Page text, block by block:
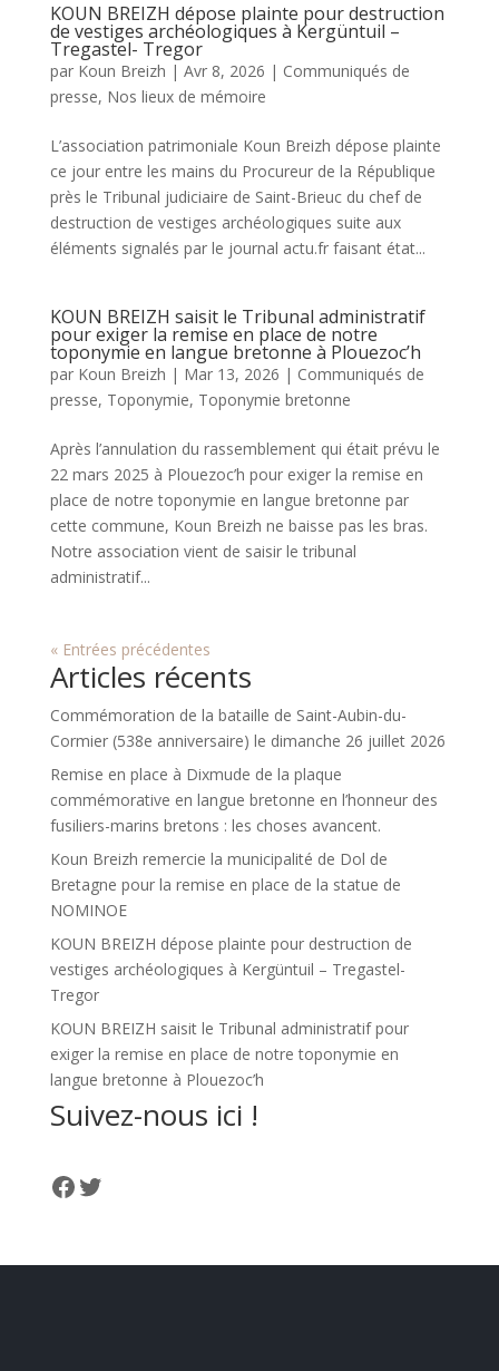
KOUN BREIZH dépose plainte pour destruction
de vestiges archéologiques à Kergüntuil –
Tregastel- Tregor
par Koun Breizh | Avr 8, 2026 | Communiqués de
presse, Nos lieux de mémoire
L’association patrimoniale Koun Breizh dépose plainte
ce jour entre les mains du Procureur de la République
près le Tribunal judiciaire de Saint-Brieuc du chef de
destruction de vestiges archéologiques suite aux
éléments signalés par le journal actu.fr faisant état...
KOUN BREIZH saisit le Tribunal administratif
pour exiger la remise en place de notre
toponymie en langue bretonne à Plouezoc’h
par Koun Breizh | Mar 13, 2026 | Communiqués de
presse, Toponymie, Toponymie bretonne
Après l’annulation du rassemblement qui était prévu le
22 mars 2025 à Plouezoc’h pour exiger la remise en
place de notre toponymie en langue bretonne par
cette commune, Koun Breizh ne baisse pas les bras.
Notre association vient de saisir le tribunal
administratif...
« Entrées précédentes
Articles récents
Commémoration de la bataille de Saint-Aubin-du-
Cormier (538e anniversaire) le dimanche 26 juillet 2026
Remise en place à Dixmude de la plaque
commémorative en langue bretonne en l’honneur des
fusiliers-marins bretons : les choses avancent.
Koun Breizh remercie la municipalité de Dol de
Bretagne pour la remise en place de la statue de
NOMINOE
KOUN BREIZH dépose plainte pour destruction de
vestiges archéologiques à Kergüntuil – Tregastel-
Tregor
KOUN BREIZH saisit le Tribunal administratif pour
exiger la remise en place de notre toponymie en
langue bretonne à Plouezoc’h
Suivez-nous ici !
Facebook
Twitter